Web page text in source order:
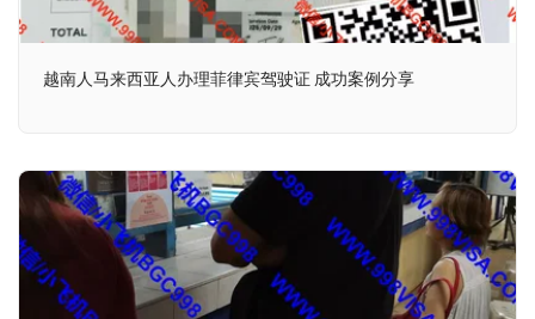
越南人马来西亚人办理菲律宾驾驶证 成功案例分享